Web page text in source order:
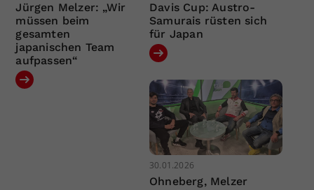
Jürgen Melzer: „Wir
müssen beim
gesamten
japanischen Team
aufpassen“
Davis Cup: Austro-
Samurais rüsten sich
für Japan
30.01.2026
Ohneberg, Melzer